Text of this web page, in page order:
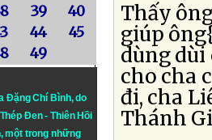
39
40
44
45
49
Đặng Chí Bình, do
Thép Đen- Thiên Hồi
một trong những
Thấy
giúp
dùng dùi
cho cha
đi, cha
Thánh